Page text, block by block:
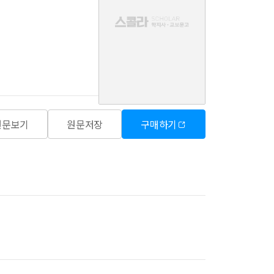
보기 원문저장 구매하기